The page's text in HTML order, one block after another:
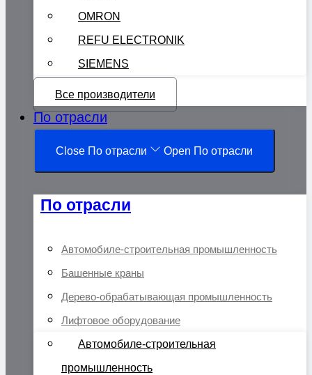
OMRON
REFU ELECTRONIK
SIEMENS
Все производители
По отрасли
Close По отрасли Open По отрасли
По отрасли
Автомобиле-строительная промышленность
Башенные краны
Дерево-обрабатывающая промышленность
Лифтовое оборудование
Автомобиле-строительная
промышленность